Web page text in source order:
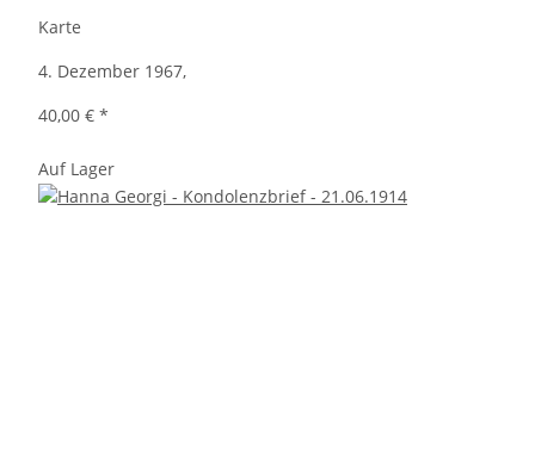
Karte
4. Dezember 1967,
40,00 € *
Auf Lager